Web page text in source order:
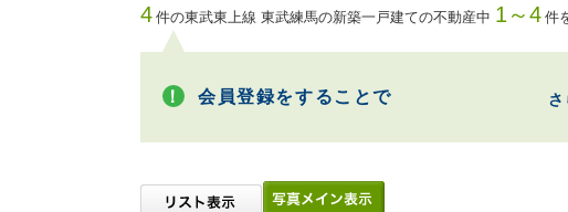
4 件の東武東上線 東武練馬の新築一戸建ての不動産中 1～4 件
会員登録をすることで さ